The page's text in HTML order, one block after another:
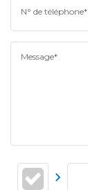
N° de téléphone*
Message*